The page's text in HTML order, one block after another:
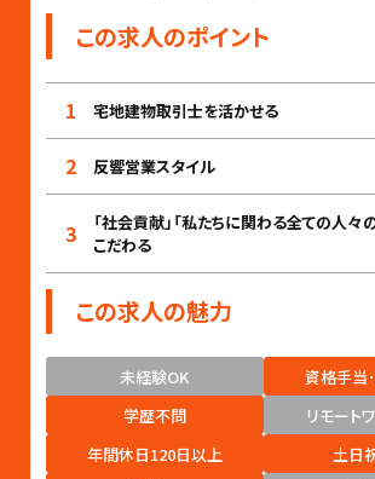
この求人のポイント
1 宅地建物取引士を活かせる
2 反響営業スタイル
3
「社会貢献」「私たちに関わる全ての人々
こだわる
この求人の魅力
未経験OK
資格手当
学歴不問
リモート
年間休日120日以上
土日